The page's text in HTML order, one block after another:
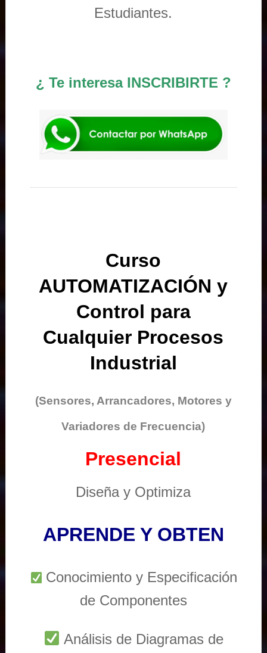
Estudiantes.
¿ Te interesa INSCRIBIRTE ?
Curso
AUTOMATIZACIÓN y
Control para
Cualquier Procesos
Industrial
(Sensores, Arrancadores, Motores y
Variadores de Frecuencia)
Presencial
Diseña y Optimiza
APRENDE Y OBTEN
Conocimiento y Especificación
de Componentes
Análisis de Diagramas de